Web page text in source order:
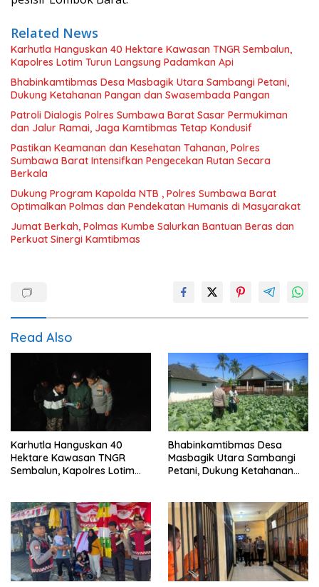
Related News
Karhutla Hanguskan 40 Hektare Kawasan TNGR Sembalun,
Kapolres Lotim Turun Langsung Padamkan Api
Bhabinkamtibmas Desa Masbagik Utara Sambangi Petani,
Dukung Ketahanan Pangan dan Swasembada Pangan
Patroli Dialogis Polres Sumbawa Barat Sasar Permukiman
dan Jalur Ramai, Jaga Kamtibmas Tetap Kondusif
Pastikan Keamanan dan Kesehatan Tahanan, Polres
Sumbawa Barat Intensifkan Pengecekan Rutan Secara
Berkala
Dukung Program Kapolda NTB , Polres Sumbawa Barat
Optimalkan Polmas dan Pendekatan Humanis di Masyarakat
Jumat Berkah, Polmas Kumbe Salurkan Bantuan Beras dan
Perkuat Sinergi Kamtibmas
Read Also
Karhutla Hanguskan 40
Hektare Kawasan TNGR
Sembalun, Kapolres Lotim
Bhabinkamtibmas Desa
Masbagik Utara Sambangi
Petani, Dukung Ketahanan